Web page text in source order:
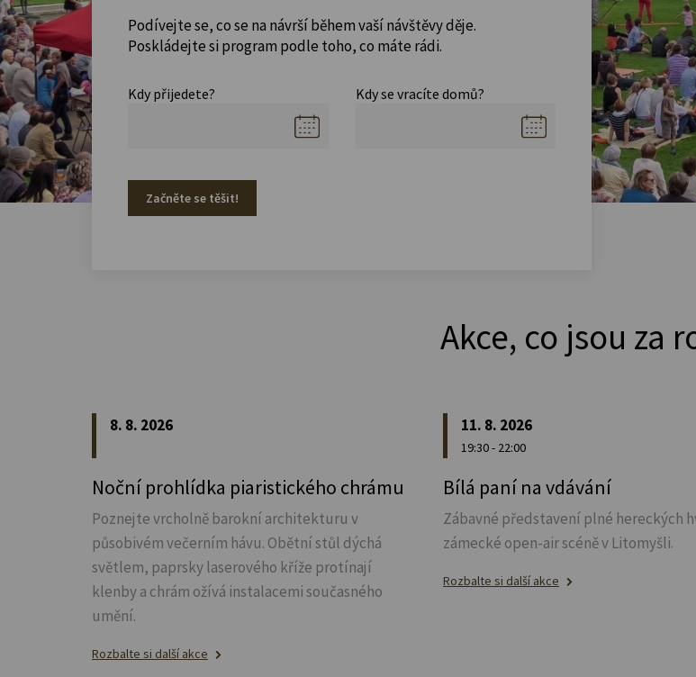
Podívejte se, co se na návrší během vaší návštěvy děje.
Poskládejte si program podle toho, co máte rádi.
Kdy přijedete? Kdy se vracíte domů?
Začněte se těšit!
Akce, co jsou za
8. 8. 2026
Noční prohlídka piaristického chrámu
Poznejte vrcholně barokní architekturu v
působivém večerním hávu. Obětní stůl dýchá
světlem, paprsky laserového kříže protínají
klenby a chrám ožívá instalacemi současného
umění.
Rozbalte si další akce
11. 8. 2026
19:30 - 22:00
Bílá paní na vdávání
Zábavné představení plné hereckých
zámecké open-air scéně v Litomyšli.
Rozbalte si další akce